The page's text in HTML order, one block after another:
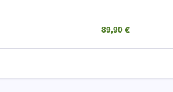
89,90 €